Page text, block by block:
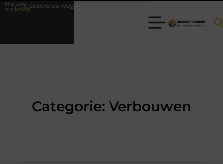
Nieuwe
artikelen op weg naar je theorie-examen
Categorie: Verbouwen